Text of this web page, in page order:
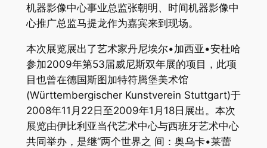
机器影像中心事业总监张朝明、时间机器影像中
心推广总监马提龙作为嘉宾来到现场。
本次展览展出了艺术家丹尼埃尔•加西亚•安杜哈
参加2009年第53届威尼斯双年展的项目，此项
目也曾在德国斯图加特符腾堡美术馆
(Württembergischer Kunstverein Stuttgart)于
2008年11月22日至2009年1月18日展出。本次
展览由伊比利亚当代艺术中心与西班牙艺术中心
共同举办，是继“两个世界之 间：奥乌卡•莱蕾